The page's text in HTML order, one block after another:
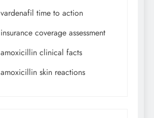
vardenafil time to action
insurance coverage assessment
amoxicillin clinical facts
amoxicillin skin reactions